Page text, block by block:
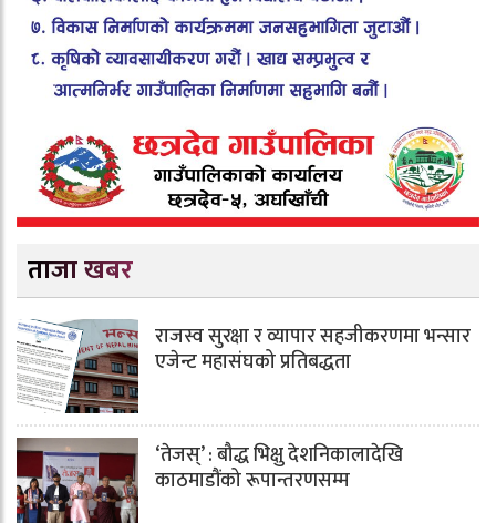
ताजा खबर
राजस्व सुरक्षा र व्यापार सहजीकरणमा भन्सार
एजेन्ट महासंघको प्रतिबद्धता
‘तेजस्’ : बौद्ध भिक्षु देशनिकालादेखि
काठमाडौंको रूपान्तरणसम्म